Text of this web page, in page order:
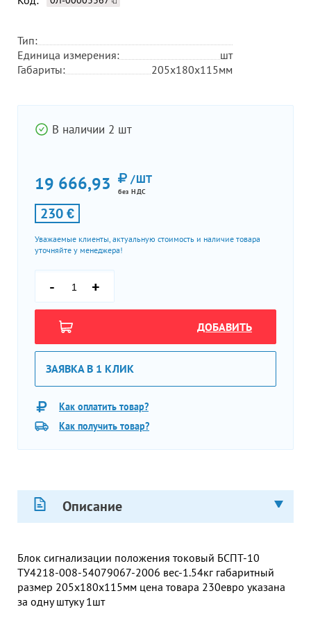
Тип:
Единица измерения:
шт
Габариты:
205х180х115мм
В наличии 2 шт
19 666,93 /ШТ
без НДС
230 €
Уважаемые клиенты, актуальную стоимость и наличие товара
уточняйте у менеджера!
- +
ДОБАВИТЬ
ЗАЯВКА В 1 КЛИК
Как оплатить товар?
Как получить товар?
Описание
Блок сигнализации положения токовый БСПТ-10
ТУ4218-008-54079067-2006 вес-1.54кг габаритный
размер 205х180х115мм цена товара 230евро указана
за одну штуку 1шт